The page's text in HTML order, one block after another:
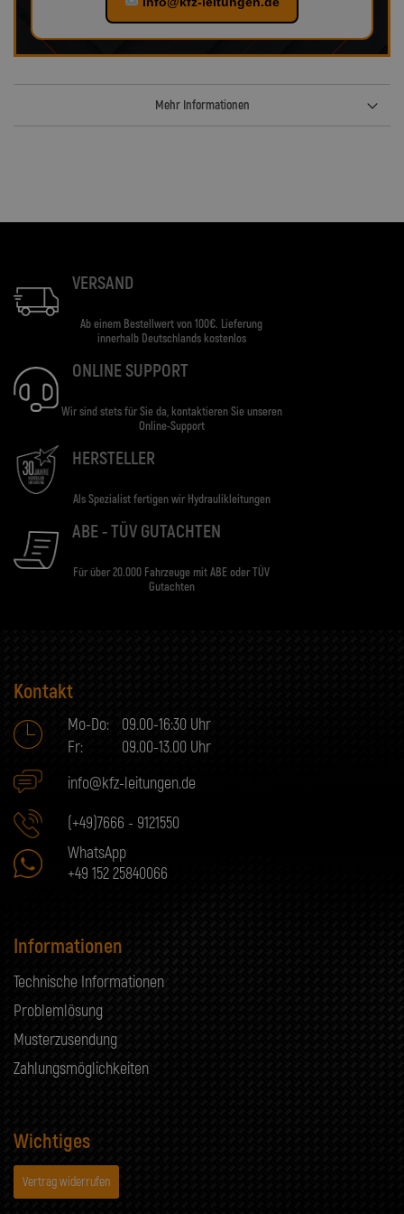
Mehr Informationen
VERSAND
Ab einem Bestellwert von 100€. Lieferung
innerhalb Deutschlands kostenlos
ONLINE SUPPORT
Wir sind stets für Sie da, kontaktieren Sie unseren
Online-Support
HERSTELLER
Als Spezialist fertigen wir Hydraulikleitungen
ABE - TÜV GUTACHTEN
Für über 20.000 Fahrzeuge mit ABE oder TÜV
Gutachten
Kontakt
Mo-Do:
09.00-16:30 Uhr
Fr:
09.00-13.00 Uhr
info@kfz-leitungen.de
(+49)7666 - 9121550
WhatsApp
+49 152 25840066
Informationen
Technische Informationen
Problemlösung
Musterzusendung
Zahlungsmöglichkeiten
Wichtiges
Vertrag widerrufen